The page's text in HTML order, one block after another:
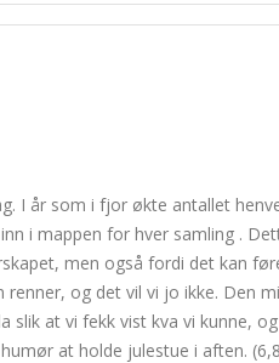
mature
I år som i fjor økte antallet
i mappen for hver samling .
men også fordi det kan
og det vil vi jo ikke. Den
at vi fekk vist kva vi kunne,
at holde julestue i aften.